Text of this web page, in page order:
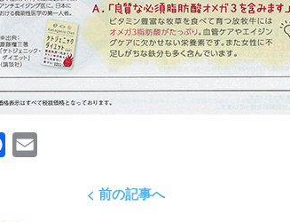
Facebook
< 前の記事へ